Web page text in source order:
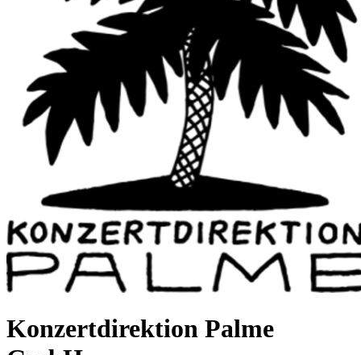
Konzertdirektion Palme